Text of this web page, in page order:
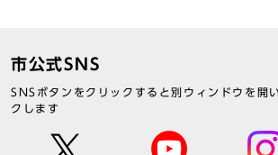
市公式SNS
SNSボタンをクリックすると別ウィンドウを開
クします